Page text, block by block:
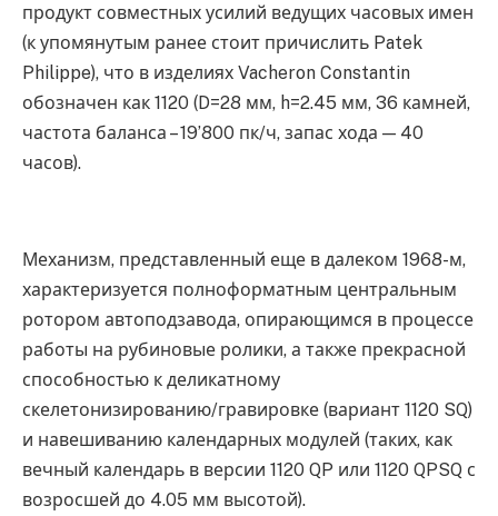
продукт совместных усилий ведущих часовых имен
(к упомянутым ранее стоит причислить Patek
Philippe), что в изделиях Vacheron Constantin
обозначен как 1120 (D=28 мм, h=2.45 мм, 36 камней,
частота баланса – 19’800 пк/ч, запас хода — 40
часов).
Механизм, представленный еще в далеком 1968-м,
характеризуется полноформатным центральным
ротором автоподзавода, опирающимся в процессе
работы на рубиновые ролики, а также прекрасной
способностью к деликатному
скелетонизированию/гравировке (вариант 1120 SQ)
и навешиванию календарных модулей (таких, как
вечный календарь в версии 1120 QP или 1120 QPSQ с
возросшей до 4.05 мм высотой).